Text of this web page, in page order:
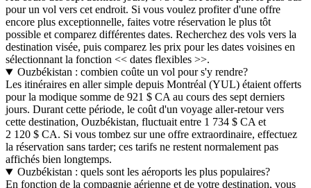
pour un vol vers cet endroit. Si vous voulez profiter d'une offre
encore plus exceptionnelle, faites votre réservation le plus tôt
possible et comparez différentes dates. Recherchez des vols vers la
destination visée, puis comparez les prix pour les dates voisines en
sélectionnant la fonction << dates flexibles >>.
Ouzbékistan : combien coûte un vol pour s'y rendre?
Les itinéraires en aller simple depuis Montréal (YUL) étaient offerts
pour la modique somme de 921 $ CA au cours des sept derniers
jours. Durant cette période, le coût d'un voyage aller-retour vers
cette destination, Ouzbékistan, fluctuait entre 1 734 $ CA et
2 120 $ CA. Si vous tombez sur une offre extraordinaire, effectuez
la réservation sans tarder; ces tarifs ne restent normalement pas
affichés bien longtemps.
Ouzbékistan : quels sont les aéroports les plus populaires?
En fonction de la compagnie aérienne et de votre destination, vous